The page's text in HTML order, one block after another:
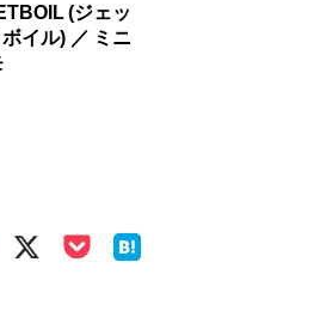
(ジェッ
ボイル) ／ ミニ